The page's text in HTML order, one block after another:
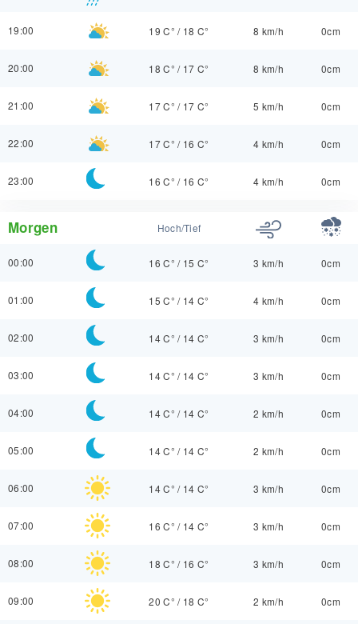
19:00 19 C° / 18 C° 8 km/h 0cm
20:00 18 C° / 17 C° 8 km/h 0cm
21:00 17 C° / 17 C° 5 km/h 0cm
22:00 17 C° / 16 C° 4 km/h 0cm
23:00 16 C° / 16 C° 4 km/h 0cm
Morgen Hoch/Tief
00:00 16 C° / 15 C° 3 km/h 0cm
01:00 15 C° / 14 C° 4 km/h 0cm
02:00 14 C° / 14 C° 3 km/h 0cm
03:00 14 C° / 14 C° 3 km/h 0cm
04:00 14 C° / 14 C° 2 km/h 0cm
05:00 14 C° / 14 C° 2 km/h 0cm
06:00 14 C° / 14 C° 3 km/h 0cm
07:00 16 C° / 14 C° 3 km/h 0cm
08:00 18 C° / 16 C° 3 km/h 0cm
09:00 20 C° / 18 C° 2 km/h 0cm